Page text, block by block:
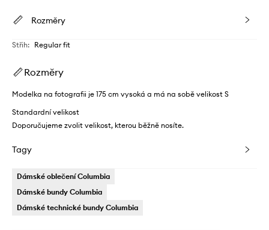
Rozměry
Střih: Regular fit
Rozměry
Modelka na fotografii je 175 cm vysoká a má na sobě velikost S
Standardní velikost
Doporučujeme zvolit velikost, kterou běžně nosíte.
Tagy
Dámské oblečení Columbia
Dámské bundy Columbia
Dámské technické bundy Columbia